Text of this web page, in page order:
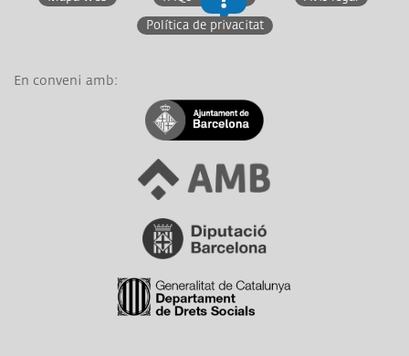
Política de privacitat
En conveni amb:
Link a Ajuntament de Barcelona
Link a Àrea Metropolitana de Barcelona
Link a Diputació de Barcelona
Link a Generalitat de Catalunya